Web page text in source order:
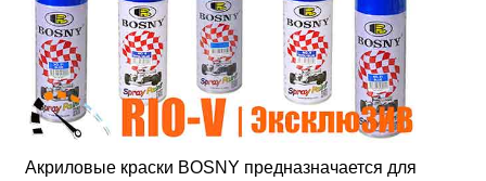
Акриловые краски BOSNY предназначается для